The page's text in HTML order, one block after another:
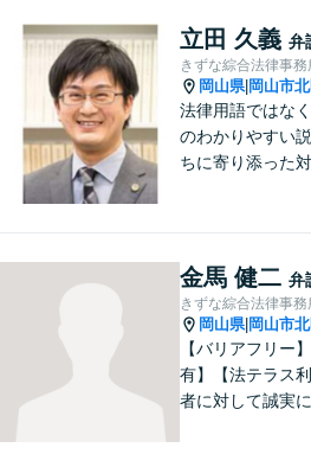
立田 久義 弁
きずな綜合法律事務
岡山県| 岡山市
法律用語ではな
のわかりやすい
ちに寄り添った
金馬 健二 弁
きずな綜合法律事務
岡山県| 岡山市
【バリアフリー
有】【法テラス
者に対して誠実に